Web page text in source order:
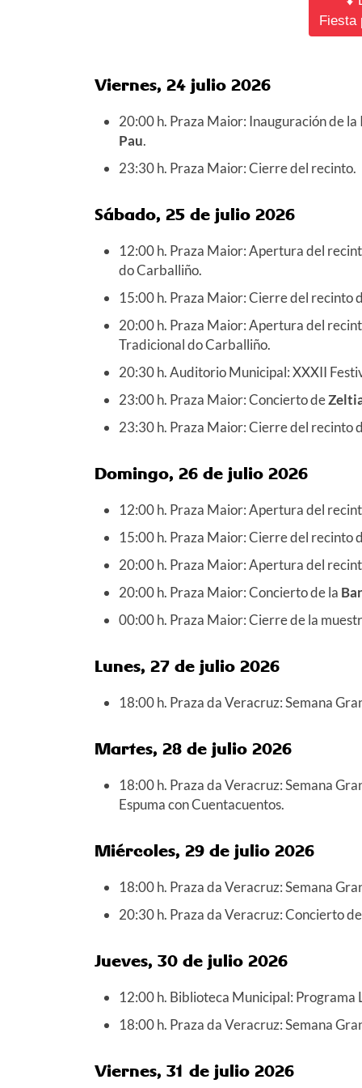
Fiesta
Viernes, 24 julio 2026
20:00 h. Praza Maior: Inauguración de
Pau.
23:30 h. Praza Maior: Cierre del recinto.
Sábado, 25 de julio 2026
12:00 h. Praza Maior:Apertura del
do Carballiño.
15:00 h. Praza Maior: Cierre del recinto
20:00 h. Praza Maior: Apertura del
Tradicional do Carballiño.
20:30 h. Auditorio Municipal: XXXII
23:00 h. Praza Maior: Concierto de
23:30 h. Praza Maior: Cierre del recinto
Domingo, 26 de julio 2026
12:00 h. Praza Maior: Apertura del
15:00 h. Praza Maior: Cierre del recinto
20:00 h. Praza Maior: Apertura del
20:00 h. Praza Maior: Concierto de la
00:00 h. Praza Maior: Cierre de la
Lunes, 27 de julio 2026
18:00 h. Praza da Veracruz: Semana
Martes, 28 de julio 2026
18:00 h. Praza da Veracruz: Semana
Espuma con Cuentacuentos.
Miércoles, 29 de julio 2026
18:00 h. Praza da Veracruz: Semana
20:30 h. Praza da Veracruz: Concierto
Jueves, 30 de julio 2026
12:00 h. Biblioteca Municipal:
18:00 h. Praza da Veracruz: Semana
Viernes, 31 de julio 2026